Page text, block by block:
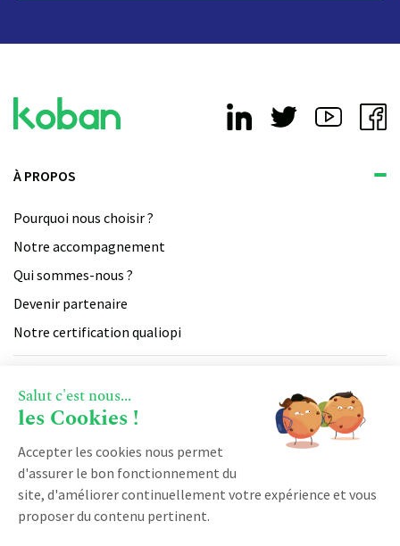
À PROPOS
Pourquoi nous choisir ?
Notre accompagnement
Qui sommes-nous ?
Devenir partenaire
Notre certification qualiopi
Vente
Facturation
Marketing
Service client
RESSOURCES
Blog
Logiciel CRM
DÉMARRER AVEC KOBAN
Salut c'est nous...
les Cookies !
Accepter les cookies nous permet
d'assurer le bon fonctionnement du
site, d'améliorer continuellement votre expérience et vous
proposer du contenu pertinent.